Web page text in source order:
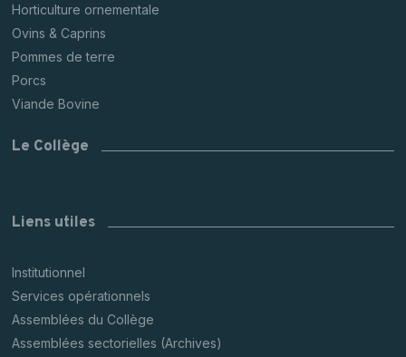
Horticulture ornementale
Ovins & Caprins
Pommes de terre
Porcs
Viande Bovine
Le Collège
Liens utiles
Institutionnel
Services opérationnels
Assemblées du Collège
Assemblées sectorielles (Archives)